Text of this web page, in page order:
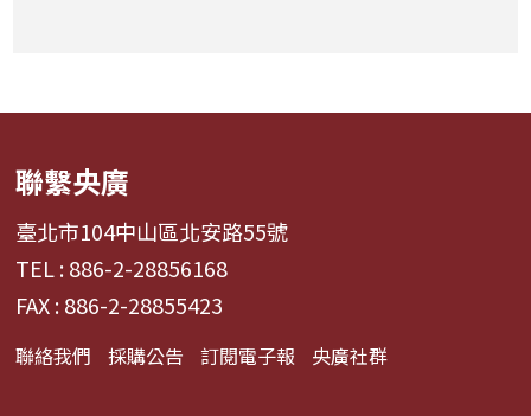
聯繫央廣
臺北市104中山區北安路55號
TEL : 886-2-28856168
FAX : 886-2-28855423
聯絡我們 採購公告 訂閱電子報 央廣社群